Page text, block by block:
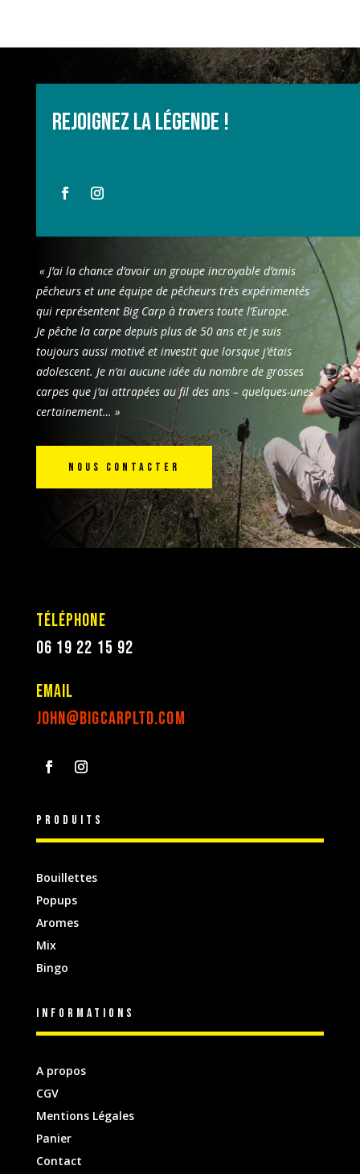
Rejoignez la légende !
« J’ai la chance d’avoir un groupe incroyable d’amis
pêcheurs et une équipe de pêcheurs très expérimentés
qui représentent Big Carp à travers toute l’Europe.
Je pêche la carpe depuis plus de 50 ans et je suis
toujours aussi motivé et investit que lorsque j’étais
adolescent. Je n’ai aucune idée du nombre de grosses
carpes que j’ai attrapées au fil des ans – quelques-unes
certainement… »
Nous contacter
Téléphone
06 19 22 15 92
Email
john@bigcarpltd.com
Produits
Bouillettes
Popups
Aromes
Mix
Bingo
INFORMATIONS
A propos
CGV
Mentions Légales
Panier
Contact